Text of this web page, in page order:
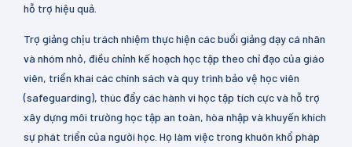
hỗ trợ hiệu quả.
Trợ giảng chịu trách nhiệm thực hiện các buổi giảng dạy cá nhân
và nhóm nhỏ, điều chỉnh kế hoạch học tập theo chỉ đạo của giáo
viên, triển khai các chính sách và quy trình bảo vệ học viên
(safeguarding), thúc đẩy các hành vi học tập tích cực và hỗ trợ
xây dựng môi trường học tập an toàn, hòa nhập và khuyến khích
sự phát triển của người học. Họ làm việc trong khuôn khổ pháp